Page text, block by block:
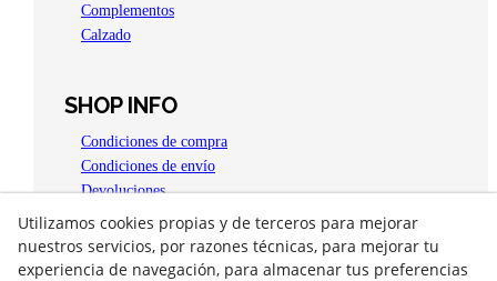
Complementos
Calzado
SHOP INFO
Condiciones de compra
Condiciones de envío
Devoluciones
Aviso legal
Política de privacidad
Política de Cookies
Utilizamos cookies propias y de terceros para mejorar
nuestros servicios, por razones técnicas, para mejorar tu
experiencia de navegación, para almacenar tus preferencias